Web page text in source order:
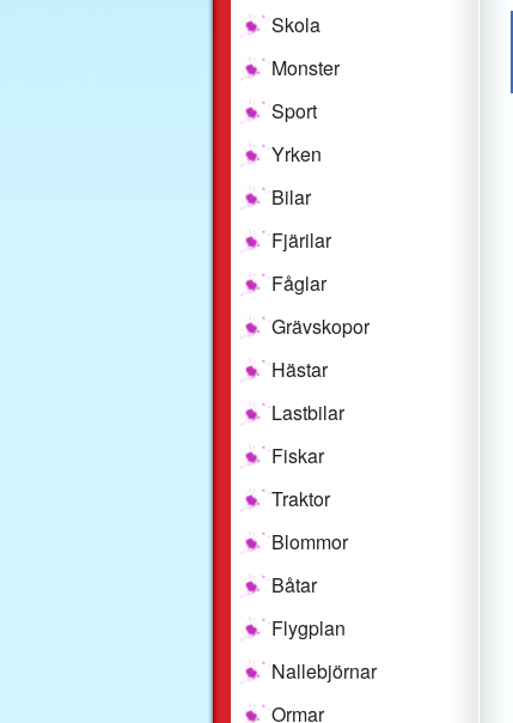
Skola
Monster
Sport
Yrken
Bilar
Fjärilar
Fåglar
Grävskopor
Hästar
Lastbilar
Fiskar
Traktor
Blommor
Båtar
Flygplan
Nallebjörnar
Ormar